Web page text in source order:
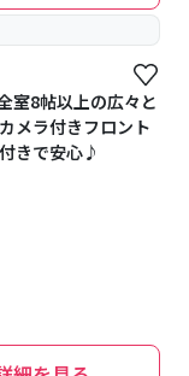
室8帖以上の広々と
メラ付きフロント
きで安心♪